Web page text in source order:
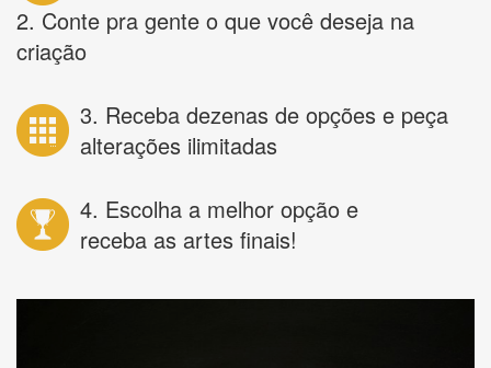
2. Conte pra gente o que você deseja na
criação
3. Receba dezenas de opções e peça
alterações ilimitadas
4. Escolha a melhor opção e
receba as artes finais!